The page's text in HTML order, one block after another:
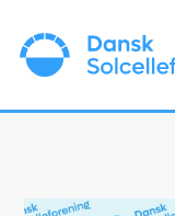
main
content
footer
menu
Dansk